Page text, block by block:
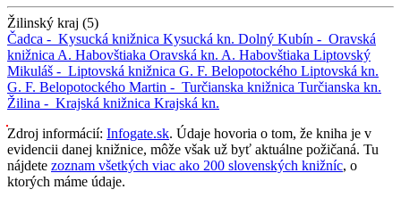
Žilinský kraj (5)
Čadca - Kysucká knižnica Kysucká kn. Dolný Kubín - Oravská
knižnica A. Habovštiaka Oravská kn. A. Habovštiaka Liptovský
Mikuláš - Liptovská knižnica G. F. Belopotockého Liptovská kn.
G. F. Belopotockého Martin - Turčianska knižnica Turčianska kn.
Žilina - Krajská knižnica Krajská kn.
Zdroj informácií: Infogate.sk. Údaje hovoria o tom, že kniha je v
evidencii danej knižnice, môže však už byť aktuálne požičaná. Tu
nájdete zoznam všetkých viac ako 200 slovenských knižníc, o
ktorých máme údaje.